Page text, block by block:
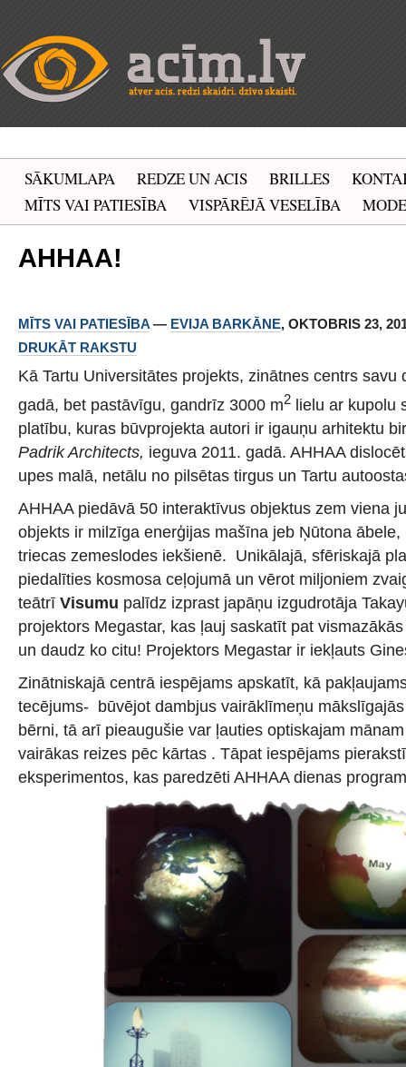
SĀKUMLAPA REDZE UN ACIS BRILLES
MĪTS VAI PATIESĪBA
VISPĀRĒJĀ VESELĪBA MODE
AHHAA!
MĪTS VAI PATIESĪBA — EVIJA BARKĀNE, OKTOBRIS 23,
DRUKĀT RAKSTU
Kā Tartu Universitātes projekts, zinātnes centrs savu
gadā, bet pastāvīgu, gandrīz 3000 m2 lielu ar kupolu
platību, kuras būvprojekta autori ir igauņu arhitektu
Padrik Architects, ieguva 2011. gadā. AHHAA
upes malā, netālu no pilsētas tirgus un Tartu
AHHAA piedāvā 50 interaktīvus objektus zem viena
objekts ir milzīga enerģijas mašīna jeb Ņūtona
triecas zemeslodes iekšienē. Unikālajā, sfēriskajā
piedalīties kosmosa ceļojumā un vērot miljoniem
teātrī Visumu palīdz izprast japāņu izgudrotāja
projektors Megastar, kas ļauj saskatīt pat
un daudz ko citu! Projektors Megastar ir iekļauts
Zinātniskajā centrā iespējams apskatīt, kā
tecējums- būvējot dambjus vairāklīmeņu
bērni, tā arī pieaugušie var ļauties optiskajam
vairākas reizes pēc kārtas . Tāpat iespējams
eksperimentos, kas paredzēti AHHAA dienas